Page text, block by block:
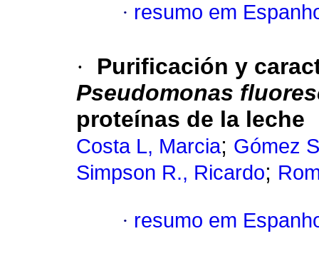
· resumo em
·
Purificación y
Pseudomonas
proteínas de la leche
Costa L, Marcia; Gómez
Simpson R., Ricardo;
· resumo em